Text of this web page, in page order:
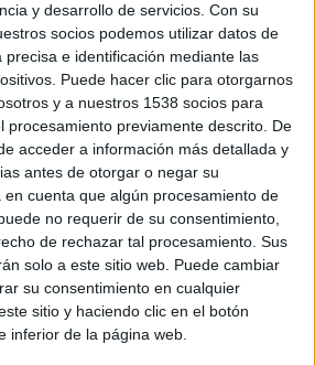
y desarrollo de servicios. Con su
socios podemos utilizar datos de
precisa e identificación mediante las
Puede hacer clic para otorgarnos
y a nuestros 1538 socios para
procesamiento previamente descrito. De
acceder a información más detallada y
antes de otorgar o negar su
en cuenta que algún procesamiento de
no requerir de su consentimiento,
de rechazar tal procesamiento. Sus
solo a este sitio web. Puede cambiar
su consentimiento en cualquier
sitio y haciendo clic en el botón
inferior de la página web.